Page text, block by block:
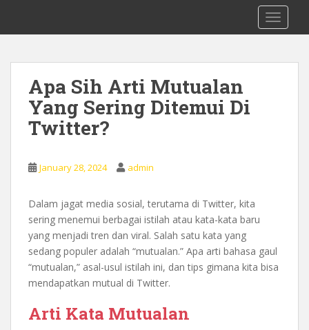
i
0878 8705 9305 Kursus Bahasa Inggis
dari Dasar Untuk Pemula Mataram
Apa Sih Arti Mutualan
Yang Sering Ditemui Di
Twitter?
January 28, 2024 admin
Dalam jagat media sosial, terutama di Twitter, kita
sering menemui berbagai istilah atau kata-kata baru
yang menjadi tren dan viral. Salah satu kata yang
sedang populer adalah “mutualan.” Apa arti bahasa gaul
“mutualan,” asal-usul istilah ini, dan tips gimana kita bisa
mendapatkan mutual di Twitter.
Arti Kata Mutualan